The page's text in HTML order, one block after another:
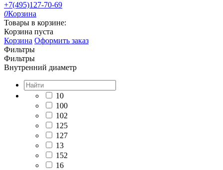
+7(495)127-70-69
0Корзина
Товары в корзине:
Корзина пуста
Корзина Оформить заказ
Фильтры
Фильтры
Внутренний диаметр
10
100
102
125
127
13
152
16